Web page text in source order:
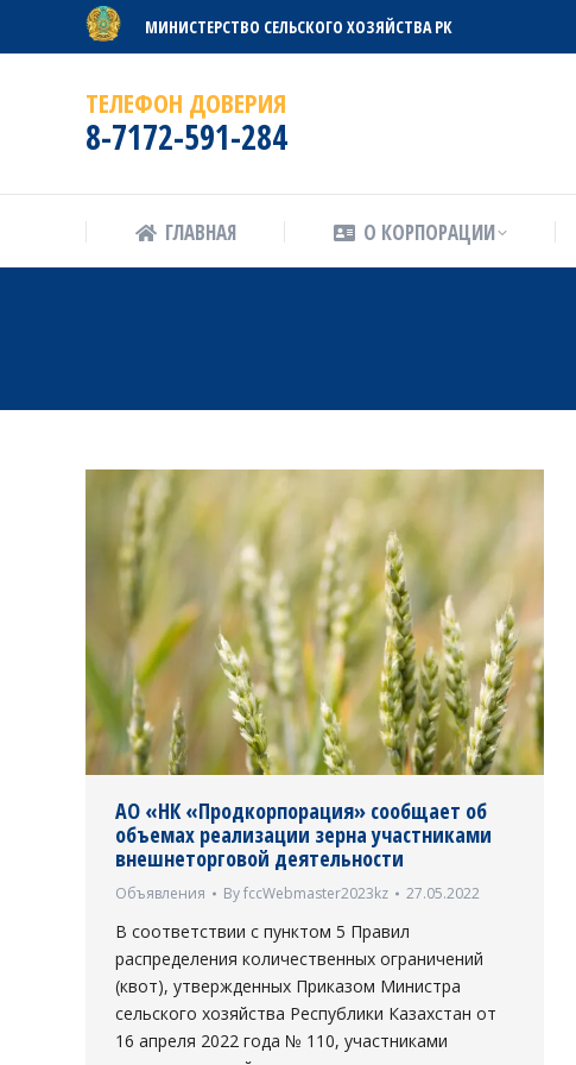
МИНИСТЕРСТВО СЕЛЬСКОГО ХОЗЯЙСТВА РК
ТЕЛЕФОН ДОВЕРИЯ
8-7172-591-284
ГЛАВНАЯ О КОРПОРАЦИИ
АО «НК «Продкорпорация» сообщает об
объемах реализации зерна участниками
внешнеторговой деятельности
Объявления ByfccWebmaster2023kz 27.05.2022
В соответствии с пунктом 5 Правил
распределения количественных ограничений
(квот), утвержденных Приказом Министра
сельского хозяйства Республики Казахстан от
16 апреля 2022 года № 110, участниками
ГЛАВНАЯ О КОРПОРАЦИИ